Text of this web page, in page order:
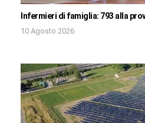
Infermieri di famiglia: 793 alla
10 Agosto 2026